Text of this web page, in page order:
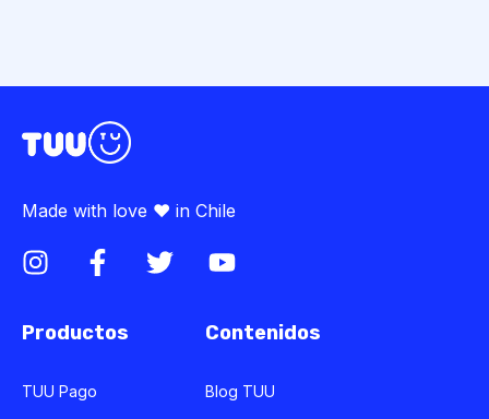
Made with love ♥ in Chile
Productos
TUU Pago
Contenidos
Blog TUU